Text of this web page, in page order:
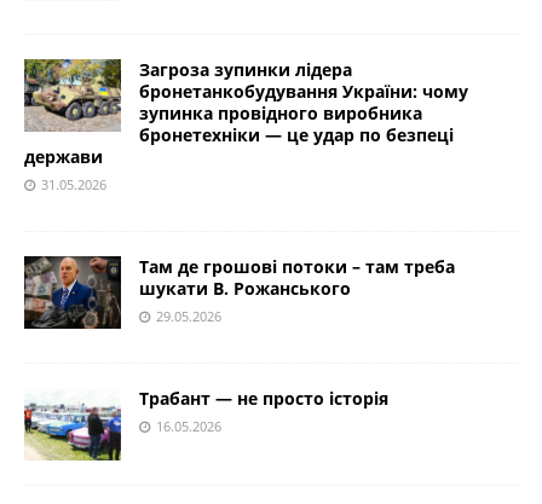
Загроза зупинки лідера
бронетанкобудування України: чому
зупинка провідного виробника
бронетехніки — це удар по безпеці
держави
31.05.2026
Там де грошові потоки – там треба
шукати В. Рожанського
29.05.2026
Трабант — не просто історія
16.05.2026